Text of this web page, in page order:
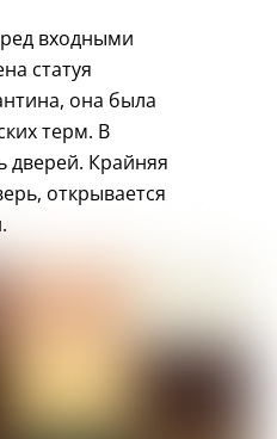
входными
статуя
она была
терм. В
дверей. Крайняя
открывается